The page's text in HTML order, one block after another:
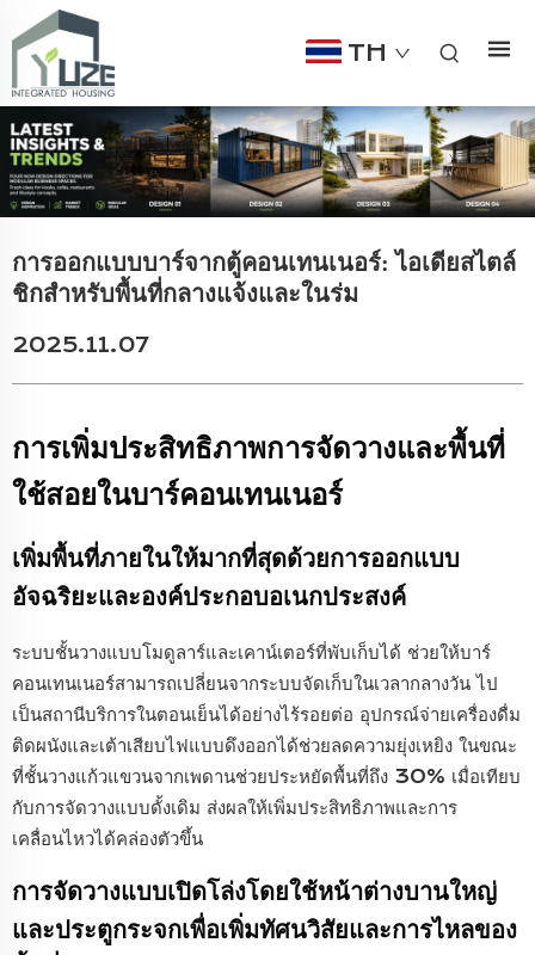
TH
การออกแบบบาร์จากตู้คอนเทนเนอร์: ไอเดียสไตล์
ชิกสำหรับพื้นที่กลางแจ้งและในร่ม
2025.11.07
การเพิ่มประสิทธิภาพการจัดวางและพื้นที่
ใช้สอยในบาร์คอนเทนเนอร์
เพิ่มพื้นที่ภายในให้มากที่สุดด้วยการออกแบบ
อัจฉริยะและองค์ประกอบอเนกประสงค์
ระบบชั้นวางแบบโมดูลาร์และเคาน์เตอร์ที่พับเก็บได้ ช่วยให้บาร์
คอนเทนเนอร์สามารถเปลี่ยนจากระบบจัดเก็บในเวลากลางวัน ไป
เป็นสถานีบริการในตอนเย็นได้อย่างไร้รอยต่อ อุปกรณ์จ่ายเครื่องดื่ม
ติดผนังและเต้าเสียบไฟแบบดึงออกได้ช่วยลดความยุ่งเหยิง ในขณะ
ที่ชั้นวางแก้วแขวนจากเพดานช่วยประหยัดพื้นที่ถึง 30% เมื่อเทียบ
กับการจัดวางแบบดั้งเดิม ส่งผลให้เพิ่มประสิทธิภาพและการ
เคลื่อนไหวได้คล่องตัวขึ้น
การจัดวางแบบเปิดโล่งโดยใช้หน้าต่างบานใหญ่
และประตูกระจกเพื่อเพิ่มทัศนวิสัยและการไหลของ